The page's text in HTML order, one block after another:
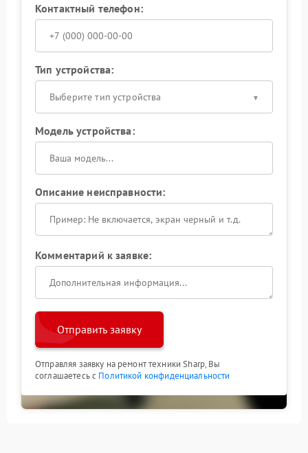
Контактный телефон:
Тип устройства:
Выберите тип устройства
Модель устройства:
Описание неисправности:
Комментарий к заявке:
Отправить заявку
Отправляя заявку на ремонт техники Sharp, Вы
соглашаетесь с Политикой конфиденциальности